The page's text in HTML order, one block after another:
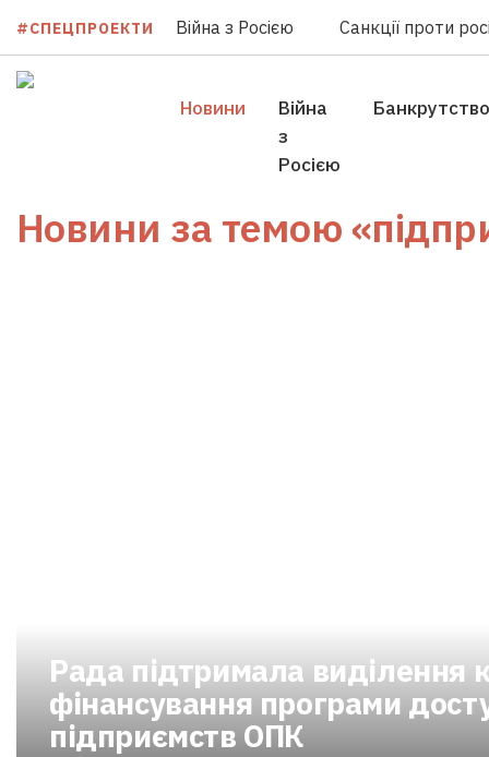
#СПЕЦПРОЕКТИ Війна з Росією Санкції проти
Новини
Війна
з
Росією
Банкрутство
Новини за темою
Рада підтримала виділення
фінансування програми
підприємств ОПК